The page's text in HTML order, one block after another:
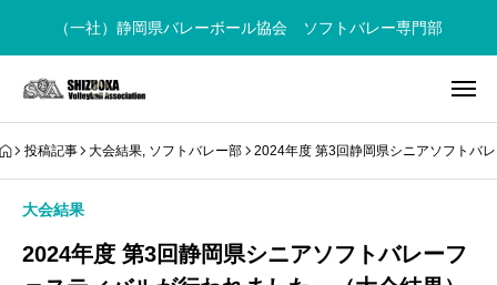
（一社）静岡県バレーボール協会 ソフトバレー専門部
投稿記事 大会結果, ソフトバレー部 2024年度 第3回静岡県シニアソフトバ
大会結果
2024年度 第3回静岡県シニアソフトバレーフ